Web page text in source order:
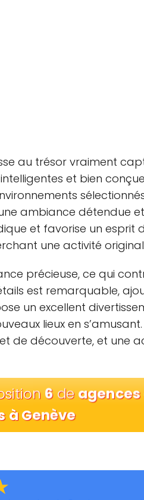
au trésor vraiment
et bien
ambiance détendue et
et favorise un esprit
une activité
précieuse, ce qui
est remarquable,
un excellent
lieux en
et de découverte, et une
6deagences
à Genève